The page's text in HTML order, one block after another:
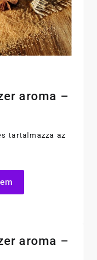
aroma –
tartalmazza az
aroma –